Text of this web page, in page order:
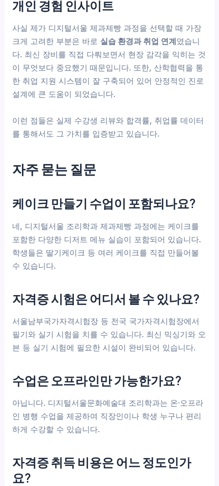
개인 경험 인사이트
사실 제가 디지털서울 제과제빵 과정을 선택할 때 가장
크게 고려한 부분은 바로 실습 환경과 취업 연계였습니
다. 최신 장비를 직접 다뤄보면서 현장 감각을 익히는 것
이 무엇보다 중요했기 때문입니다. 또한, 산학협력을 통
한 취업 지원 시스템이 잘 구축되어 있어 안정적인 진로
설계에 큰 도움이 되었습니다.
이런 점들은 실제 수강생 리뷰와 합격률, 취업률 데이터
를 통해서도 그 가치를 입증받고 있습니다.
자주 묻는 질문
케이크 만들기 수업이 포함되나요?
네, 디지털서울 조리학과 제과제빵 과정에는 케이크를
포함한 다양한 디저트 메뉴 실습이 포함되어 있습니다.
학생들은 딸기케이크 등 여러 케이크를 직접 만들어볼
수 있습니다.
자격증 시험은 어디서 볼 수 있나요?
서울남부국가자격시험장 등 전국 국가자격시험장에서
필기와 실기 시험을 치를 수 있습니다. 최신 믹싱기와 오
븐 등 실기 시험에 필요한 시설이 완비되어 있습니다.
수업은 오프라인만 가능한가요?
아닙니다. 디지털서울문화예술대 조리학과는 온·오프라
인 병행 수업을 제공하여 직장인이나 학생 누구나 편리
하게 수강할 수 있습니다.
자격증 취득 비용은 어느 정도인가
요?